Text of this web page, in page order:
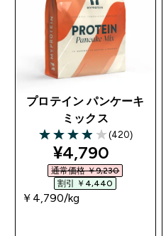
プロテイン パンケーキ
ミックス
3.95 out of 5 stars
(420)
discounted
¥4,790‎
通常価格 ￥9,230‎
割引 ￥4,440‎
￥4,790‎/kg